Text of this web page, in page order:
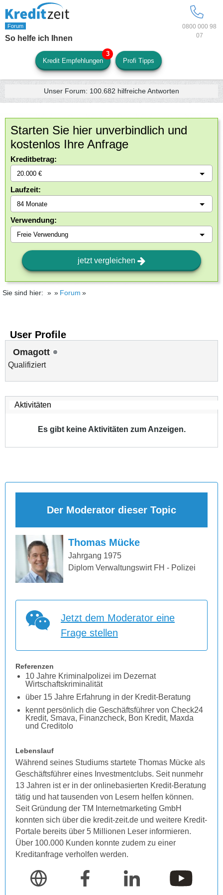
0800 000 98
07
So helfe ich Ihnen
Kredit Empfehlungen Profi Tipps
Unser Forum: 100.682 hilfreiche Antworten
Starten Sie hier unverbindlich und
kostenlos Ihre Anfrage
Kreditbetrag:
Laufzeit:
Verwendung:
jetzt vergleichen
Sie sind hier: Forum
User Profile
Omagott
Qualifiziert
Es gibt keine Aktivitäten zum Anzeigen.
Der Moderator dieser Topic
Thomas Mücke
Jahrgang 1975
Diplom Verwaltungswirt FH - Polizei
Jetzt dem Moderator eine
Frage stellen
Referenzen
10 Jahre Kriminalpolizei im Dezernat
Wirtschaftskriminalität
über 15 Jahre Erfahrung in der Kredit-Beratung
kennt persönlich die Geschäftsführer von Check24
Kredit, Smava, Finanzcheck, Bon Kredit, Maxda
und Creditolo
Lebenslauf
Während seines Studiums startete Thomas Mücke als
Geschäftsführer eines Investmentclubs. Seit nunmehr
13 Jahren ist er in der onlinebasierten Kredit-Beratung
tätig und hat tausenden von Lesern helfen können.
Seit Gründung der TM Internetmarketing GmbH
konnten sich über die kredit-zeit.de und weitere Kredit-
Portale bereits über 5 Millionen Leser informieren.
Über 100.000 Kunden konnte zudem zu einer
Kreditanfrage verholfen werden.